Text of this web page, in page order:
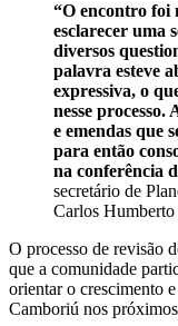
“O encontro foi
esclarecer uma
diversos
palavra esteve
expressiva, o
nesse processo.
e emendas que
para então
na conferência
secretário de
Carlos
O processo de revisão
que a comunidade
orientar o crescimento
Camboriú nos